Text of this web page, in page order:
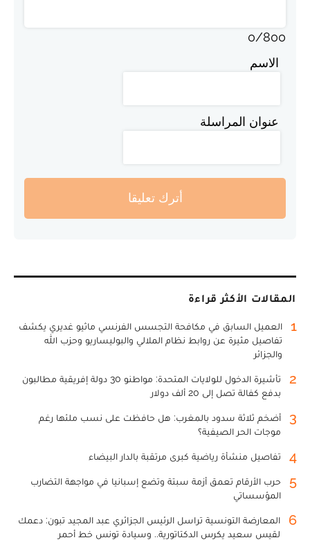
0/800
الاسم
عنوان المراسلة
أترك تعليقا
المقالات الأكثر قراءة
1
العميل السابق في مكافحة التجسس الفرنسي ماثيو غديري يكشف
تفاصيل مثيرة عن روابط نظام الملالي والبوليساريو وحزب الله
والجزائر
2
تأشيرة الدخول للولايات المتحدة: مواطنو 30 دولة إفريقية مطالبون
بدفع كفالة تصل إلى 20 ألف دولار
3
أضخم ثلاثة سدود بالمغرب: هل حافظت على نسب ملئها رغم
موجات الحر الصيفية؟
4 تفاصيل منشأة رياضية كبرى مرتقبة بالدار البيضاء
5
حرب الأرقام تعمق أزمة سبتة وتضع إسبانيا في مواجهة التضارب
المؤسساتي
6
المعارضة التونسية تراسل الرئيس الجزائري عبد المجيد تبون: دعمك
لقيس سعيد يكرس الدكتاتورية.. وسيادة تونس خط أحمر